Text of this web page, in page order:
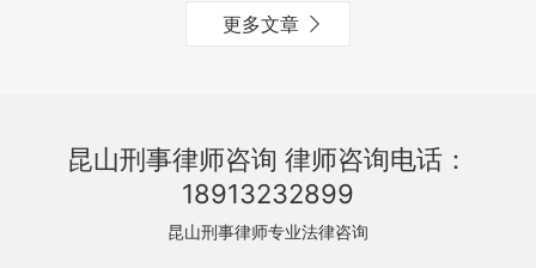
更多文章
昆山刑事律师咨询 律师咨询电话：
18913232899
昆山刑事律师专业法律咨询